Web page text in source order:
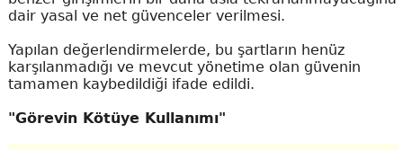
dair yasal ve net güvenceler verilmesi.
Yapılan değerlendirmelerde, bu şartların henüz
karşılanmadığı ve mevcut yönetime olan güvenin
tamamen kaybedildiği ifade edildi.
"Görevin Kötüye Kullanımı"